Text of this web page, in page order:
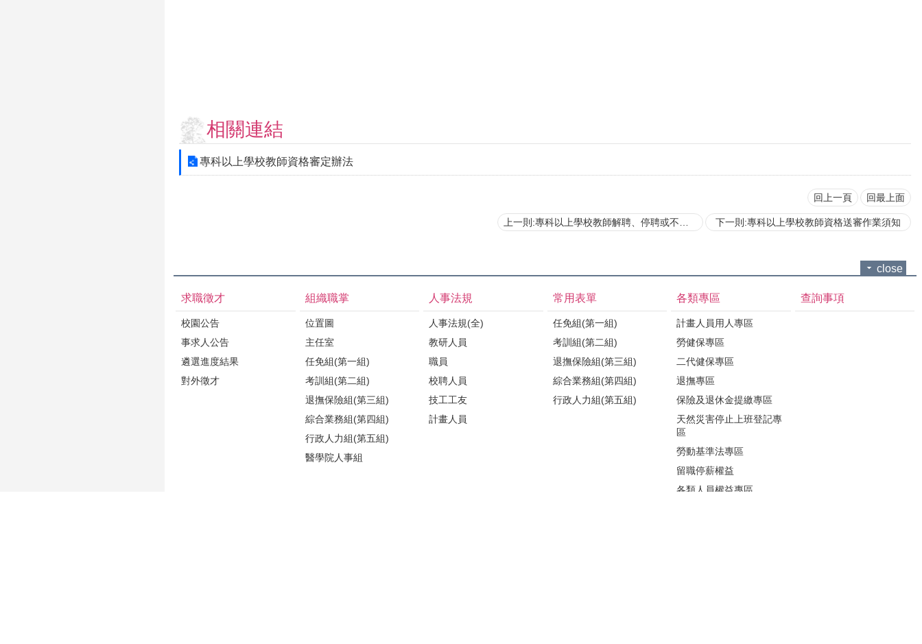
相關連結
專科以上學校教師資格審定辦法
回上一頁 回最上面
上一則:專科以上學校教師解聘、停聘或不續聘作業流程 下一則:專科以上學校教師資格送審作業須知
close
求職徵才
校園公告
事求人公告
遴選進度結果
對外徵才
組織職掌
位置圖
主任室
任免組(第一組)
考訓組(第二組)
退撫保險組(第三組)
綜合業務組(第四組)
行政人力組(第五組)
醫學院人事組
人事法規
人事法規(全)
教研人員
職員
校聘人員
技工工友
計畫人員
常用表單
任免組(第一組)
考訓組(第二組)
退撫保險組(第三組)
綜合業務組(第四組)
行政人力組(第五組)
各類專區
計畫人員用人專區
勞健保專區
二代健保專區
退撫專區
保險及退休金提繳專區
天然災害停止上班登記專
區
勞動基準法專區
留職停薪權益
各類人員權益專區
查詢事項